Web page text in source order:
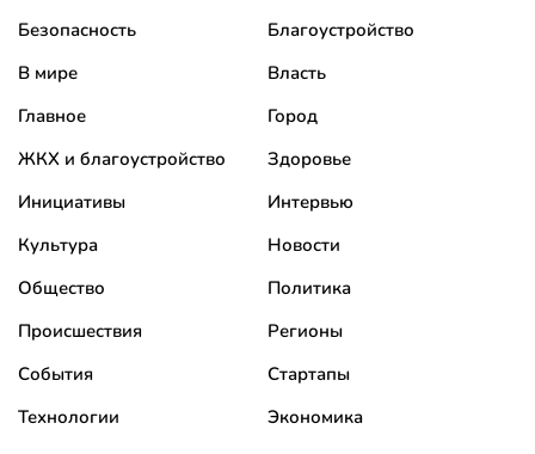
Безопасность
Благоустройство
В мире
Власть
Главное
Город
ЖКХ и благоустройство
Здоровье
Инициативы
Интервью
Культура
Новости
Общество
Политика
Происшествия
Регионы
События
Стартапы
Технологии
Экономика